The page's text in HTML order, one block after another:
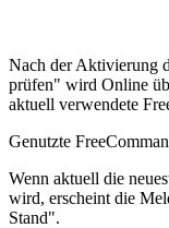
Nach der Aktivierung
prüfen" wird Online
aktuell verwendete
Genutzte
Wenn aktuell die
wird, erscheint die
Stand".